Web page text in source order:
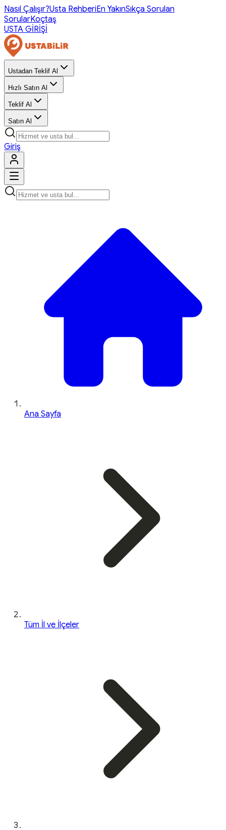
Nasıl Çalışır?Usta RehberiEn YakınSıkça Sorulan
SorularKoçtaş
USTA GİRİŞİ
Ustadan Teklif Al
Hızlı Satın Al
Teklif Al
Satın Al
Giriş
Ana Sayfa
Tüm İl ve İlçeler